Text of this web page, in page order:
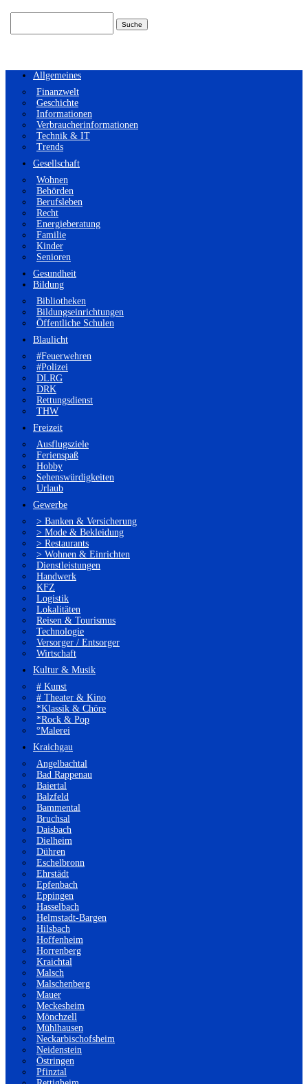
Allgemeines
Finanzwelt
Geschichte
Informationen
Verbraucherinformationen
Technik & IT
Trends
Gesellschaft
Wohnen
Behörden
Berufsleben
Recht
Energieberatung
Familie
Kinder
Senioren
Gesundheit
Bildung
Bibliotheken
Bildungseinrichtungen
Öffentliche Schulen
Blaulicht
#Feuerwehren
#Polizei
DLRG
DRK
Rettungsdienst
THW
Freizeit
Ausflugsziele
Ferienspaß
Hobby
Sehenswürdigkeiten
Urlaub
Gewerbe
> Banken & Versicherung
> Mode & Bekleidung
> Restaurants
> Wohnen & Einrichten
Dienstleistungen
Handwerk
KFZ
Logistik
Lokalitäten
Reisen & Tourismus
Technologie
Versorger / Entsorger
Wirtschaft
Kultur & Musik
# Kunst
# Theater & Kino
*Klassik & Chöre
*Rock & Pop
°Malerei
Kraichgau
Angelbachtal
Bad Rappenau
Baiertal
Balzfeld
Bammental
Bruchsal
Daisbach
Dielheim
Dühren
Eschelbronn
Ehrstädt
Epfenbach
Eppingen
Hasselbach
Helmstadt-Bargen
Hilsbach
Hoffenheim
Horrenberg
Kraichtal
Malsch
Malschenberg
Mauer
Meckesheim
Mönchzell
Mühlhausen
Neckarbischofsheim
Neidenstein
Östringen
Pfinztal